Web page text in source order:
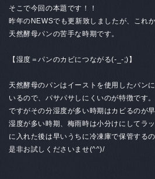
そこで今回の本題です！！
昨年のNEWSでも更新致しましたが、これ
天然酵母パンの苦手な時期です。
【湿度＝パンのカビにつながる(-_-;)】
天然酵母のパンはイーストを使用したパン
いるので、パサパサしにくいのが特徴です。
ですがその分湿度が多い時期はカビるのが早
湿度が多い時期、梅雨時は小分けにしてラ
に入れた後は早いうちに冷凍庫で保管する
是非お試しくださいませ(^^)/